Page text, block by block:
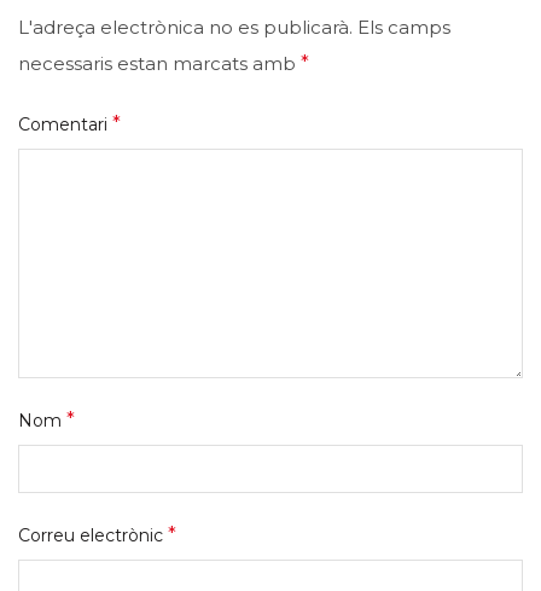
L'adreça electrònica no es publicarà. Els camps
necessaris estan marcats amb *
Comentari *
Nom *
Correu electrònic *